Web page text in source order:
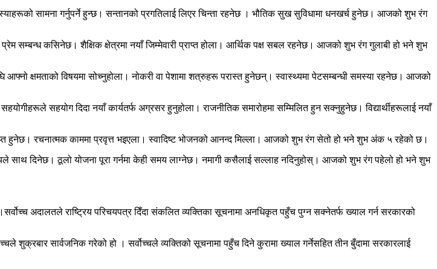
सामना गर्नुपर्ने हुन्छ। सन्तानको प्रगतिलाई लिएर चिन्ता रहनेछ । भौतिक सुख सुविधामा धनखर्च हुनेछ। आजको शुभ रंग
सम्बन्ध कसिनेछ। शैक्षिक क्षेत्रमा नयाँ जिम्मेवारी प्राप्त होला। आर्थिक पक्ष सबल रहनेछ। आजको शुभ रंग गुलाबी हो भने शुभ
अघि आफ्नो क्षमताको विषयमा सोच्नुहोला। नोकरी वा पेशामा शत्रुहरू परास्त हुनेछन्। स्वास्थ्यमा पेटसम्बन्धी समस्या रहनेछ। आजको
सहयोग दिदा नयाँ कार्यतर्फ अग्रसर हुनुहोला। राजनीतिक समारोहमा सम्मिलित हुन सक्नुहुनेछ। विद्यार्थीहरूलाई नयाँ
हुनेछ। रचनात्मक काममा प्रवृत्त भइएला। स्वादिष्ट भोजनको आनन्द मिल्ला। आजको शुभ रंग सेतो हो भने शुभ अंक ५ रहेको छ।
साथ दिनेछ। ठूलो योजना पूरा गर्नमा केही समय लाग्नेछ। नमागी कसैलाई सल्लाह नदिनुहोस्। आजको शुभ रंग पहेलो हो भने शुभ
अदालतले राष्ट्रिय परिचयपत्र दिँदा संकलित व्यक्तिका सूचनामा अनधिकृत पहुँच पुग्न सक्नेतर्फ ख्याल गर्न सरकारको
शुक्रबार सार्वजनिक गरेको हो । सर्वोच्चले व्यक्तिको सूचनामा पहुँच दिने कुरामा ख्याल गर्नेसहित तीन बुँदामा सरकारलाई